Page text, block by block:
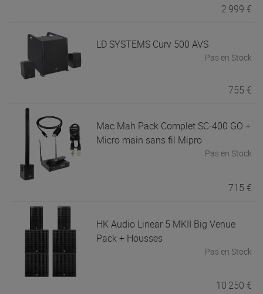
2 999 €
LD SYSTEMS Curv 500 AVS
Pas en Stock
755 €
Mac Mah Pack Complet SC-400 GO +
Micro main sans fil Mipro
Pas en Stock
715 €
HK Audio Linear 5 MKII Big Venue
Pack + Housses
Pas en Stock
10 250 €